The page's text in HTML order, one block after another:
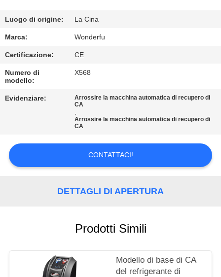
QUALITÀ
CONTATTICI
RICHIEDA
UNA
CITAZIONE
MAPPA
DEL
Luogo di origine: La Cina
Marca: Wonderfu
Certificazione: CE
Numero di
modello:
X568
Evidenziare:
Arrossire la macchina automatica di recupero di
CA
,
Arrossire la macchina automatica di recupero di
CA
CONTATTACI!
DETTAGLI DI APERTURA
Prodotti Simili
Modello di base di CA
del refrigerante di